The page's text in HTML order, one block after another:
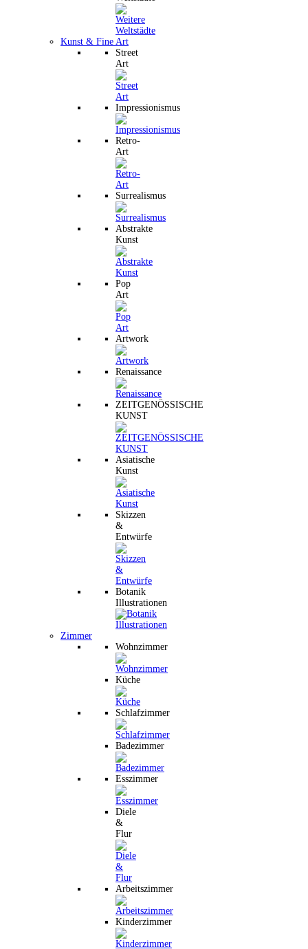
Kunst & Fine Art
Street
Art
Impressionismus
Retro-
Art
Surrealismus
Abstrakte
Kunst
Pop
Art
Artwork
Renaissance
ZEITGENÖSSISCHE
KUNST
Asiatische
Kunst
Skizzen
&
Entwürfe
Botanik
Illustrationen
Zimmer
Wohnzimmer
Küche
Schlafzimmer
Badezimmer
Esszimmer
Diele
&
Flur
Arbeitszimmer
Kinderzimmer